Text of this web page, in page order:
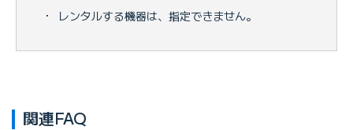
・
レンタルする機器は、指定できません。
関連FAQ